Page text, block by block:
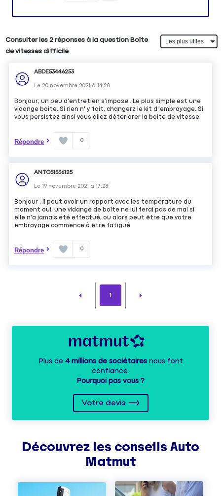
Consulter les 2 réponses à la question Boîte
de vitesses difficile
ABDE53446253
Le 20 novembre 2021 à14:20
Bonjour, un peu d'entretien s'impose . Le plus simple est une
vidange boite. Si rien n' y fait, changerz le kit d"embrayage. Si
vous persistez ainsi vous allez détériorer la boite de vitesse
Répondre 0
ANTO51536125
Le19 novembre 2021 à17:28
Bonjour , il peut avoir un rapport avec les température du
moment oui, une vidange de boîte ne lui ferai pas de mal si
elle n'a jamais été effectué, ou alors peut être que votre
embrayage commence à être fatigué
Répondre 0
1
Plus de 4 millions de sociétairesnous font
confiance.
Pourquoi pas vous ?
Votre devis
Découvrez les conseils Auto
Matmut